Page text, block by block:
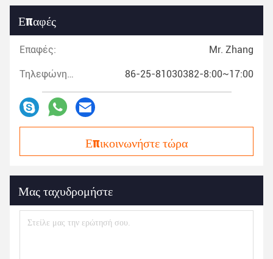
Επαφές
Επαφές: Mr. Zhang
Τηλεφώνημα: 86-25-81030382-8:00~17:00
Επικοινωνήστε τώρα
Μας ταχυδρομήστε